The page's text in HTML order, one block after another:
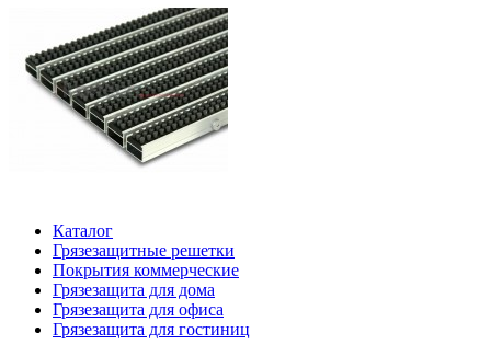
Каталог
Грязезащитные решетки
Покрытия коммерческие
Грязезащита для дома
Грязезащита для офиса
Грязезащита для гостиниц